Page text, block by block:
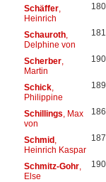
Schäffer,
Heinrich
Schauroth,
Delphine von
Scherber,
Martin
Schick,
Philippine
Schillings , Max
von
Schmid,
Heinrich Kaspar
Schmitz-Gohr,
Else